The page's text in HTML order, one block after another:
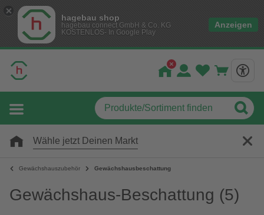
hagebau shop
hagebau connect GmbH & Co. KG
KOSTENLOS- In Google Play
Anzeigen
Wähle jetzt Deinen Markt
Gewächshauszubehör Gewächshausbeschattung
Gewächshaus-Beschattung (5)